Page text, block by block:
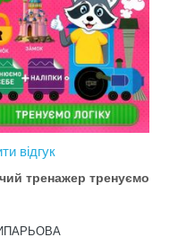
відгук
тренажер тренуємо